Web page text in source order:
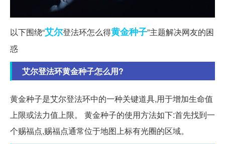
以下围绕“艾尔登法环怎么得黄金种子”主题解决网友的困
惑
艾尔登法环黄金种子怎么用?
黄金种子是艾尔登法环中的一种关键道具,用于增加生命值
上限或法力值上限。 黄金种子的使用方法如下:首先找到一
个赐福点,赐福点通常位于地图上标有光圈的区域。